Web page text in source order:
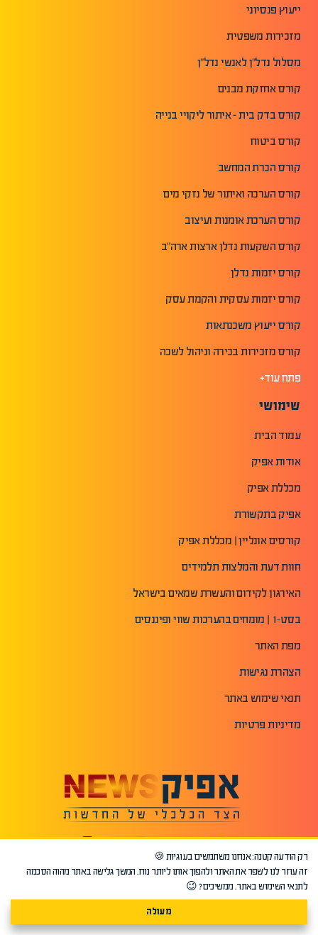
ייעוץ פנסיוני
מזכירות משפטית
מסלול נדל"ן לאנשי נדל"ן
קורס אחזקת מבנים
קורס בדק בית - איתור ליקויי בנייה
קורס ביטוח
קורס הכרת המחשב
קורס הערכה ואיתור של נזקי מים
קורס הערכת אומנות ועיצוב
קורס השקעות נדלן ארצות ארה"ב
קורס יזמות נדלן
קורס יזמות עסקית והקמת עסק
קורס ייעוץ משכנתאות
קורס מזכירות בכירה וניהול לשכה
פתח עוד+
שימושי
עמוד הבית
אודות אפיק
מכללת אפיק
אפיק בתקשורת
קורסים אונליין | מכללת אפיק
חוות דעת והמלצות תלמידים
האירגון לקידום והעשרת שמאים בישראל
בסט-1 | מומחים בהערכות שווי ופיננסים
מפת האתר
הצהרת נגישות
תנאי שימוש באתר
מדיניות פרטיות
רק הודעה קטנה: אנחנו משתמשים בעוגיות 🍪
זה עוזר לנו לשפר את האתר ולהפוך אותו ליותר נוח. המשך גלישה באתר מהוה הסכמה
לתנאי השימוש באתר. ממשיכים? 😉
מעולה